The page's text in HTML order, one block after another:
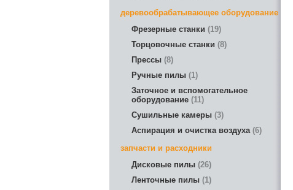
деревообрабатывающее оборудование
Фрезерные станки
19
Торцовочные станки 8
Прессы 8
Ручные пилы 1
Заточное и вспомогательное
оборудование 11
Сушильные камеры 3
Аспирация и очистка воздуха 6
запчасти и расходники
Дисковые пилы 26
Ленточные пилы 1